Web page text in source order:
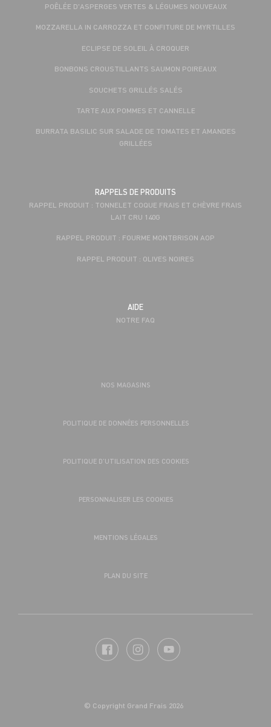
POÊLÉE D'ASPERGES VERTES & LÉGUMES NOUVEAUX
MOZZARELLA IN CARROZZA ET CONFITURE DE MYRTILLES
ECLIPSE DE SOLEIL À CROQUER
BONBONS CROUSTILLANTS SAUMON POIREAUX
SOUCHETS GRILLÉS SALÉS
TARTE AUX POMMES ET CANNELLE
BURRATA BASILIC SUR SALADE DE TOMATES ET AMANDES
GRILLÉES
RAPPELS DE PRODUITS
RAPPEL PRODUIT : TONNELET COQUE FRAIS ET CHÈVRE FRAIS
LAIT CRU 140G
RAPPEL PRODUIT : FOURME MONTBRISON AOP
RAPPEL PRODUIT : OLIVES NOIRES
AIDE
NOTRE FAQ
NOS MAGASINS
POLITIQUE DE DONNÉES PERSONNELLES
POLITIQUE D’UTILISATION DES COOKIES
PERSONNALISER LES COOKIES
MENTIONS LÉGALES
PLAN DU SITE
© Copyright Grand Frais 2026